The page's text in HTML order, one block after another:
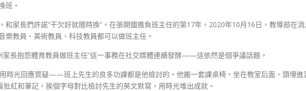
班。
和家長們許諾“干欠好就隨時換”。在張開國擔負班主任的第17年，2020年10月16日，教導部在消
樂教員、美術教員、科技教員都可以做班主任。
家長抱怨體育教員做班主任”這一事務在社交媒體連續發酵——這依然是個爭議話題。
時光回應質疑——班上先生的良多功課都是他檢討的。他搬一套課桌椅，坐在教室后面，頭埋進
批紅和筆記，挨個字母對比檢討先生的英文默寫，用時光堆出成就。